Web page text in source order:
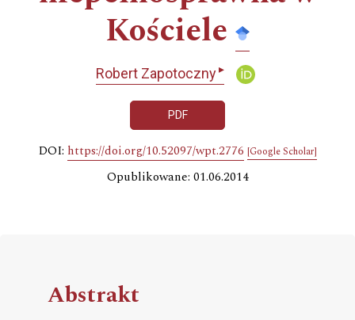
Kościele
Robert Zapotoczny▸
PDF
DOI: https://doi.org/10.52097/wpt.2776 [Google Scholar]
Opublikowane: 01.06.2014
Abstrakt